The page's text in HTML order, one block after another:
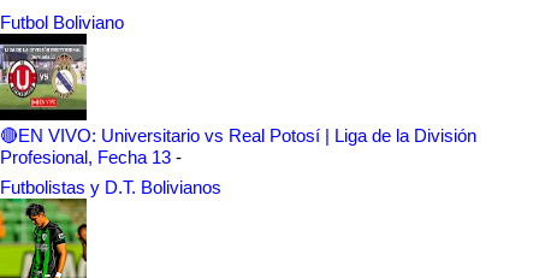
Futbol Boliviano
🔴EN VIVO: Universitario vs Real Potosí | Liga de la División
Profesional, Fecha 13 -
Futbolistas y D.T. Bolivianos